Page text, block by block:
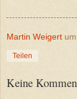
Martin Weigert um
Teilen
Keine